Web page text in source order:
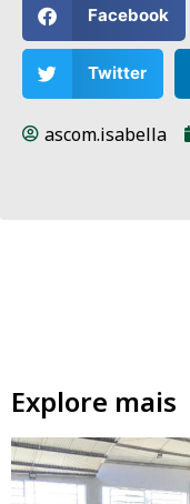
Facebook
Twitter
ascom.isabella
Explore mais